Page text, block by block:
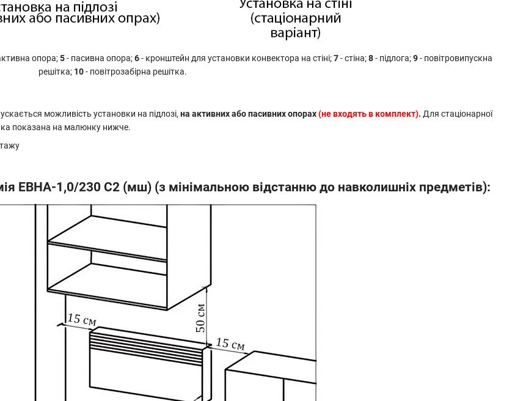
опора;5- пасивна опора;6- кронштейн для установки конвектора на стіні;7- стіна;8- підлога;9- повітровипускна
решітка; 10- повітрозабірна решітка.
можливість установки на підлозі, на активних або пасивних опорах(не входять в комплект). Для стаціонарної
показана на малюнку нижче.
ЕВНА-1,0/230 С2 (мш) (з мінімальною відстанню до навколишніх предметів):